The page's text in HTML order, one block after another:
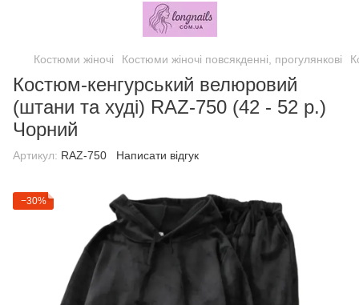
Костюми жіночі Костюми жіночі повсякденні, прогулянкові
Костюм-кенгурський велюровий
(штани та худі) RAZ-750 (42 - 52 р.)
Чорний
Артикул: RAZ-750 Написати відгук
−30%